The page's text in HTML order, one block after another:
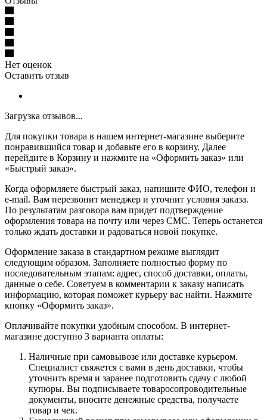
Нет оценок
Оставить отзыв
Загрузка отзывов...
Для покупки товара в нашем интернет-магазине выберите
понравившийся товар и добавьте его в корзину. Далее
перейдите в Корзину и нажмите на «Оформить заказ» или
«Быстрый заказ».
Когда оформляете быстрый заказ, напишите ФИО, телефон и
e-mail. Вам перезвонит менеджер и уточнит условия заказа.
По результатам разговора вам придет подтверждение
оформления товара на почту или через СМС. Теперь останется
только ждать доставки и радоваться новой покупке.
Оформление заказа в стандартном режиме выглядит
следующим образом. Заполняете полностью форму по
последовательным этапам: адрес, способ доставки, оплаты,
данные о себе. Советуем в комментарии к заказу написать
информацию, которая поможет курьеру вас найти. Нажмите
кнопку «Оформить заказ».
Оплачивайте покупки удобным способом. В интернет-
магазине доступно 3 варианта оплаты:
Наличные при самовывозе или доставке курьером.
Специалист свяжется с вами в день доставки, чтобы
уточнить время и заранее подготовить сдачу с любой
купюры. Вы подписываете товаросопроводительные
документы, вносите денежные средства, получаете
товар и чек.